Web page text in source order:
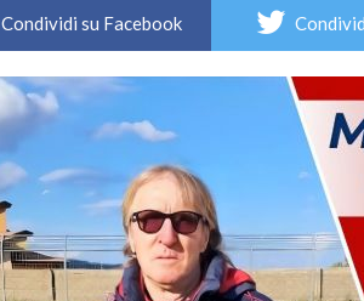
Condividi su Facebook